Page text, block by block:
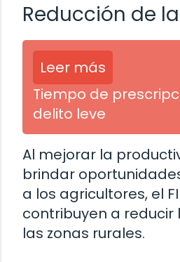
Reducción de
Leer más
Tiempo de
delito leve
Al mejorar la
brindar
a los agricultores, el
contribuyen a reducir
las zonas rurales.